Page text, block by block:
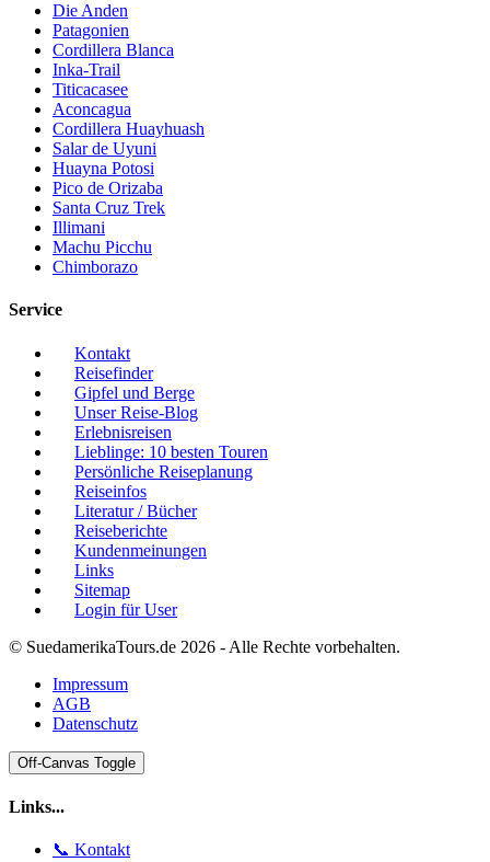
Die Anden
Patagonien
Cordillera Blanca
Inka-Trail
Titicacasee
Aconcagua
Cordillera Huayhuash
Salar de Uyuni
Huayna Potosi
Pico de Orizaba
Santa Cruz Trek
Illimani
Machu Picchu
Chimborazo
Service
Kontakt
Reisefinder
Gipfel und Berge
Unser Reise-Blog
Erlebnisreisen
Lieblinge: 10 besten Touren
Persönliche Reiseplanung
Reiseinfos
Literatur / Bücher
Reiseberichte
Kundenmeinungen
Links
Sitemap
Login für User
© SuedamerikaTours.de 2026 - Alle Rechte vorbehalten.
Impressum
AGB
Datenschutz
Off-Canvas Toggle
Links...
📞 Kontakt